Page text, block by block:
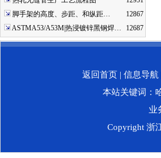
脚手架的高度、步距、和纵距…
12867
ASTMA53/A53M|热浸镀锌黑钢焊…
12687
返回首页| 信息导航
本站关键词：
业
Copyright 浙